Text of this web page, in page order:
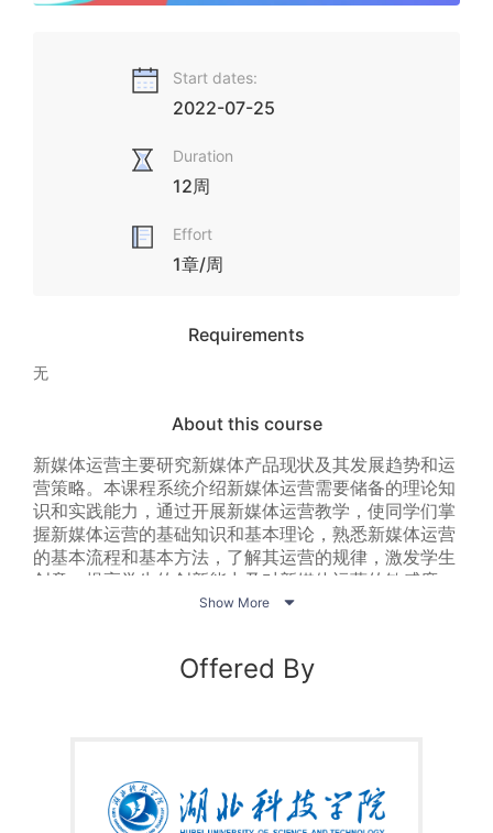
Start dates:
2022-07-25
Duration
12周
Effort
1章/周
Requirements
无
About this course
新媒体运营主要研究新媒体产品现状及其发展趋势和运
营策略。本课程系统介绍新媒体运营需要储备的理论知
识和实践能力，通过开展新媒体运营教学，使同学们掌
握新媒体运营的基础知识和基本理论，熟悉新媒体运营
的基本流程和基本方法，了解其运营的规律，激发学生
创意，提高学生的创新能力及对新媒体运营的敏感度，
引导学生全面了解新媒体产品的现状与发展趋势，熟练
媒体产品运营的最新理念，熟练利用各种新媒体平台进
Show More 
Offered By